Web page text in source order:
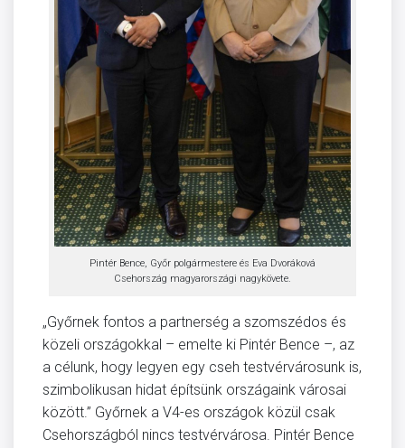
Pintér Bence, Győr polgármestere és Eva Dvoráková
Csehország magyarországi nagykövete.
„Győrnek fontos a partnerség a szomszédos és
közeli országokkal – emelte ki Pintér Bence –, az
a célunk, hogy legyen egy cseh testvérvárosunk is,
szimbolikusan hidat építsünk országaink városai
között.” Győrnek a V4-es országok közül csak
Csehországból nincs testvérvárosa. Pintér Bence